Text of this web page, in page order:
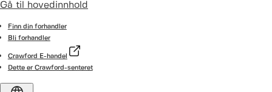
Gå til hovedinnhold
Finn din forhandler
Bli forhandler
Crawford E-handel
Dette er Crawford-senteret